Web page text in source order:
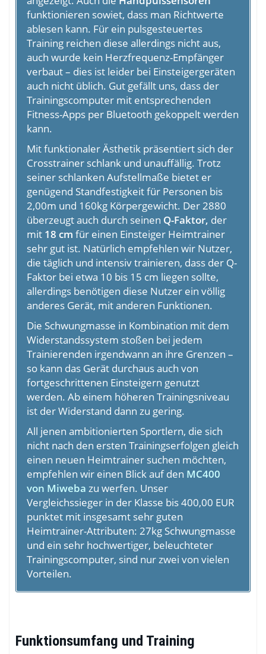
funktionieren sowiet, dass man Richtwerte
ablesen kann. Für ein pulsgesteuertes
Training reichen diese allerdings nicht aus,
auch wurde kein Herzfrequenz-Empfänger
verbaut – dies ist leider bei Einsteigergeräten
auch nicht üblich. Gut gefällt uns, dass der
Trainingscomputer mit entsprechenden
Fitness-Apps per Bluetooth gekoppelt werden
kann.
Mit funktionaler Ästhetik präsentiert sich der
Crosstrainer schlank und unauffällig. Trotz
seiner schlanken Aufstellmaße bietet er
genügend Standfestigkeit für Personen bis
2,00m und 160kg Körpergewicht. Der 2880
überzeugt auch durch seinen Q-Faktor, der
mit 18 cm für einen Einsteiger Heimtrainer
sehr gut ist. Natürlich empfehlen wir Nutzer,
die täglich und intensiv trainieren, dass der Q-
Faktor bei etwa 10 bis 15 cm liegen sollte,
allerdings benötigen diese Nutzer ein völlig
anderes Gerät, mit anderen Funktionen.
Die Schwungmasse in Kombination mit dem
Widerstandssystem stoßen bei jedem
Trainierenden irgendwann an ihre Grenzen –
so kann das Gerät durchaus auch von
fortgeschrittenen Einsteigern genutzt
werden. Ab einem höheren Trainingsniveau
ist der Widerstand dann zu gering.
All jenen ambitionierten Sportlern, die sich
nicht nach den ersten Trainingserfolgen gleich
einen neuen Heimtrainer suchen möchten,
empfehlen wir einen Blick auf den MC400
von Miweba zu werfen. Unser
Vergleichssieger in der Klasse bis 400,00 EUR
punktet mit insgesamt sehr guten
Heimtrainer-Attributen: 27kg Schwungmasse
und ein sehr hochwertiger, beleuchteter
Trainingscomputer, sind nur zwei von vielen
Vorteilen.
Funktionsumfang und Training